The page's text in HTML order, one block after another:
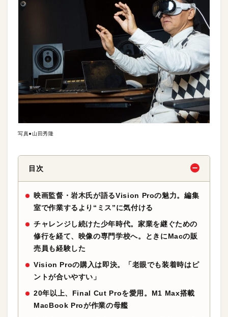
写真●山田秀隆
目次
映画監督・岩木氏が語るVision Proの魅力。編集
室で作業するより“ミス”に気付ける
チャレンジし続けた少年時代。家業を継ぐための
修行を経て、映像の専門学校へ。ときにMacの販
売員も経験した
Vision Proの購入は即決。「老眼でも装着時はピ
ントが合いやすい」
20年以上、Final Cut Proを愛用。M1 Max搭載
MacBook Proが作業の母艦